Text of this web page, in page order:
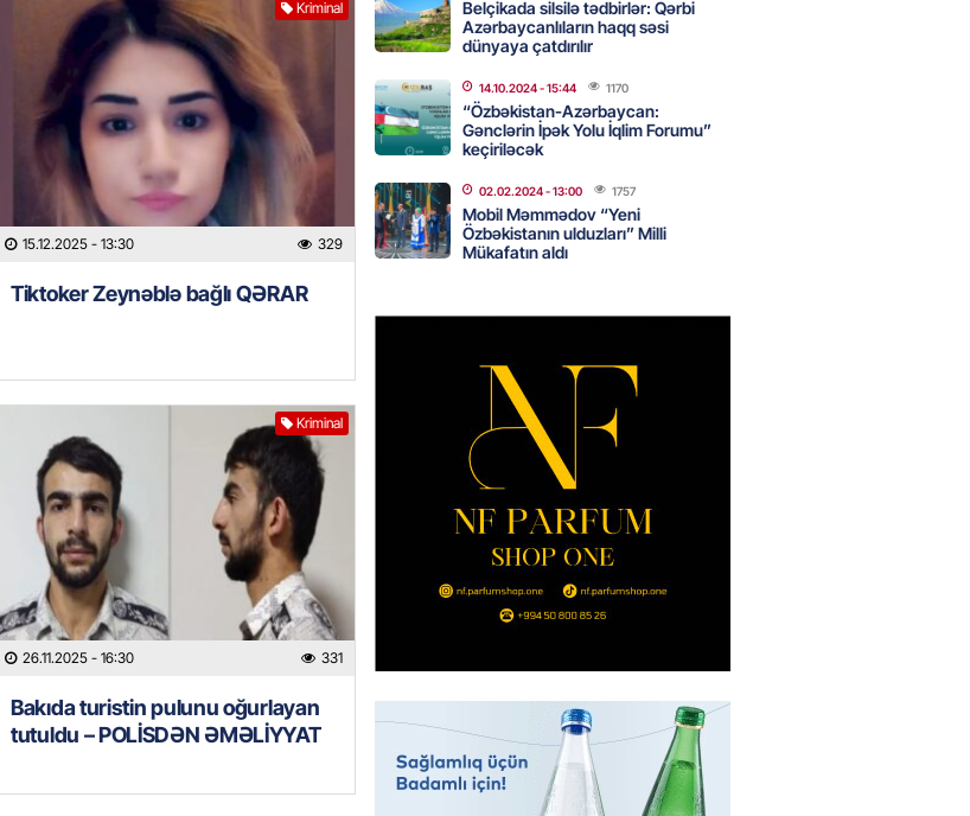
Kriminal
15.12.2025 - 13:30 329
Tiktoker Zeynəblə bağlı QƏRAR
Kriminal
26.11.2025 - 16:30 331
Bakıda turistin pulunu oğurlayan
tutuldu – POLİSDƏN ƏMƏLİYYAT
Bu ərazilərə yağış yağıb
- 10:30
BANNER
Bu ölkəyə yayda qar yağdı
06.08.2026- 10:15
GÜNDƏM
Çingiz Qənizadə açıqlama verdi
- 09:45
Şirvan bölgəsində problem bitdi –
ADSEA Şurvan kanalını qısa müddətdə
bərpa elədi
- 22:08
Bu gün “Sabah” Danimarkada “Orhus”
klubu ilə qarşılaşacaq
05.08.2026- 17:45 327
Belçikada silsilə tədbirlər: Qərbi
Azərbaycanlıların haqq səsi
dünyaya çatdırılır
14.10.2024- 15:44 1170
“Özbəkistan-Azərbaycan:
Gənclərin İpək Yolu İqlim Forumu”
keçiriləcək
02.02.2024- 13:00 1757
Mobil Məmmədov “Yeni
Özbəkistanın ulduzları” Milli
Mükafatın aldı